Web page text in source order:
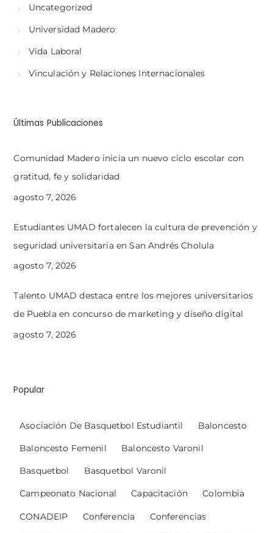
Uncategorized
Universidad Madero
Vida Laboral
Vinculación y Relaciones Internacionales
Últimas Publicaciones
Comunidad Madero inicia un nuevo ciclo escolar con
gratitud, fe y solidaridad
agosto 7, 2026
Estudiantes UMAD fortalecen la cultura de prevención y
seguridad universitaria en San Andrés Cholula
agosto 7, 2026
Talento UMAD destaca entre los mejores universitarios
de Puebla en concurso de marketing y diseño digital
agosto 7, 2026
Popular
Asociación De Basquetbol Estudiantil Baloncesto
Baloncesto Femenil Baloncesto Varonil
Basquetbol Basquetbol Varonil
Campeonato Nacional Capacitación Colombia
CONADEIP Conferencia Conferencias